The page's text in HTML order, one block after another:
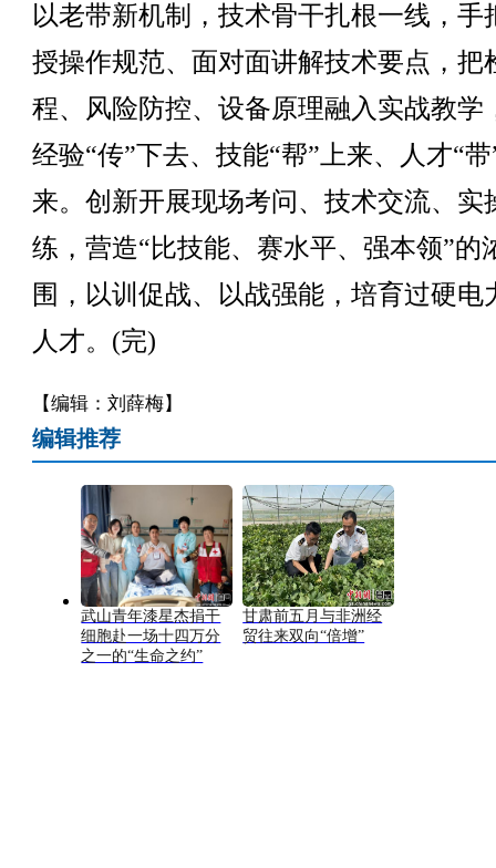
以老带新机制，技术骨干扎根一线，手
授操作规范、面对面讲解技术要点，把
程、风险防控、设备原理融入实战教学
经验“传”下去、技能“帮”上来、人才“带
来。创新开展现场考问、技术交流、实
练，营造“比技能、赛水平、强本领”的
围，以训促战、以战强能，培育过硬电
人才。(完)
【编辑：刘薛梅】
编辑推荐
武山青年漆星杰捐干
细胞赴一场十四万分
之一的“生命之约”
甘肃前五月与非洲经
贸往来双向“倍增”